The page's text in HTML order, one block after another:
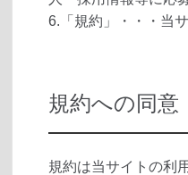
6.「規約」・・・当
規約への同意
規約は当サイトの利